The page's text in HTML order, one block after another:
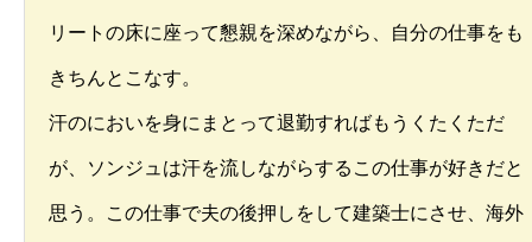
リートの床に座って懇親を深めながら、自分の仕事をも
きちんとこなす。
汗のにおいを身にまとって退勤すればもうくたくただ
が、ソンジュは汗を流しながらするこの仕事が好きだと
思う。この仕事で夫の後押しをして建築士にさせ、海外